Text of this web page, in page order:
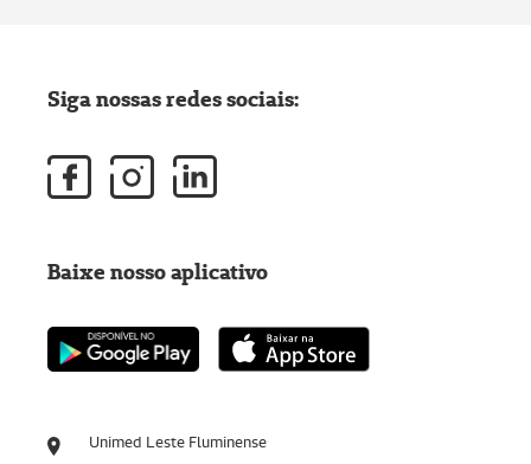
Unimed Leste Fluminense
Siga nossas redes sociais:
Baixe nosso aplicativo